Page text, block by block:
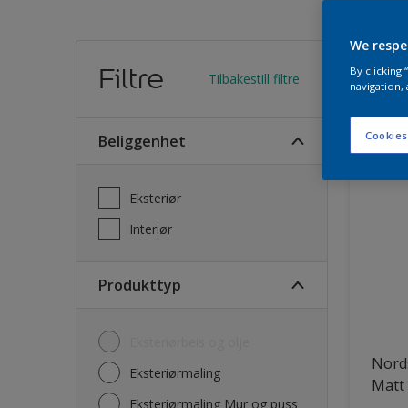
Filtre Tilbakestill filtre
Beliggenhet
Eksteriør
Interiør
Produkttyp
Eksteriørmaling
Eksteriørmaling Mur og puss
Matt
We
By clicking
navigation,